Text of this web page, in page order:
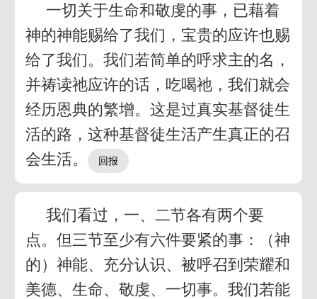
一切关于生命和敬虔的事，已藉着
神的神能赐给了我们，宝贵的应许也赐
给了我们。我们若简单的呼求主的名，
并祷读祂应许的话，吃喝祂，我们就会
经历恩典的繁增。这是过真实基督徒生
活的路，这种基督徒生活产生真正的召
会生活。
我们看过，一、二节各有两个要
点。但三节至少有六件要紧的事：（神
的）神能、充分认识、被呼召到荣耀和
美德、生命、敬虔、一切事。我们若能